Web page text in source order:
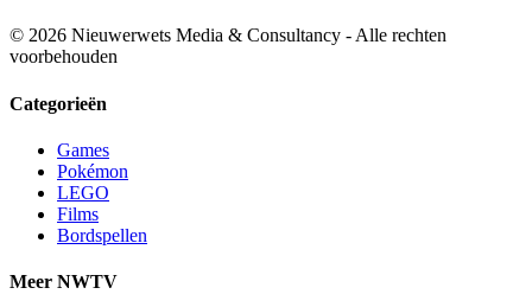
© 2026 Nieuwerwets Media & Consultancy - Alle rechten
voorbehouden
Categorieën
Games
Pokémon
LEGO
Films
Bordspellen
Meer NWTV